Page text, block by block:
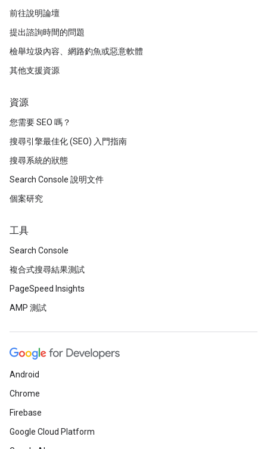
前往說明論壇
提出諮詢時間的問題
檢舉垃圾內容、網路釣魚或惡意軟體
其他支援資源
資源
您需要 SEO 嗎？
搜尋引擎最佳化 (SEO) 入門指南
搜尋系統的狀態
Search Console 說明文件
個案研究
工具
Search Console
複合式搜尋結果測試
PageSpeed Insights
AMP 測試
Android
Chrome
Firebase
Google Cloud Platform